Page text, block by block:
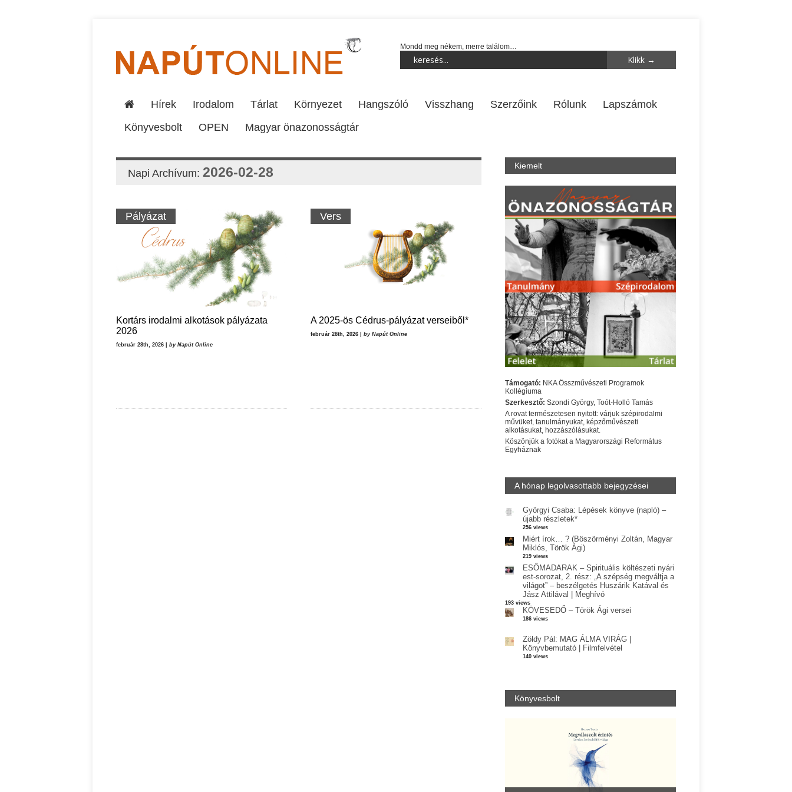
Mondd meg nékem, merre találom…
Hírek Irodalom Tárlat Környezet Hangszóló Visszhang Szerzőink Rólunk
Lapszámok
Könyvesbolt
OPEN Magyar önazonosságtár
Napi Archívum: 2026-02-28
Pályázat
Kortárs irodalmi alkotások pályázata
2026
február 28th, 2026 | by Napút Online
Vers
A 2025-ös Cédrus-pályázat verseiből*
február 28th, 2026 | by Napút Online
Kiemelt
Támogató: NKA Összművészeti Programok
Kollégiuma
Szerkesztő: Szondi György, Toót-Holló Tamás
A rovat természetesen nyitott: várjuk szépirodalmi
művüket, tanulmányukat, képzőművészeti
alkotásukat, hozzászólásukat.
Köszönjük a fotókat a Magyarországi Református
Egyháznak
A hónap legolvasottabb bejegyzései
Györgyi Csaba: Lépések könyve (napló) –
újabb részletek*
256 views
Miért írok… ? (Böszörményi Zoltán, Magyar
Miklós, Török Ági)
219 views
ESŐMADARAK – Spirituális költészeti nyári
est-sorozat, 2. rész: „A szépség megváltja a
világot” – beszélgetés Huszárik Katával és
Jász Attilával | Meghívó
193 views
KÖVESEDŐ – Török Ági versei
186 views
Zöldy Pál: MAG ÁLMA VIRÁG |
Könyvbemutató | Filmfelvétel
140 views
Könyvesbolt